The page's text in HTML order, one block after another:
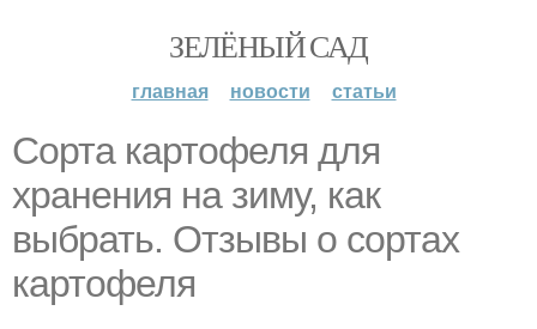
ЗЕЛЁНЫЙ САД
главная новости статьи
Сорта картофеля для
хранения на зиму, как
выбрать. Отзывы о сортах
картофеля